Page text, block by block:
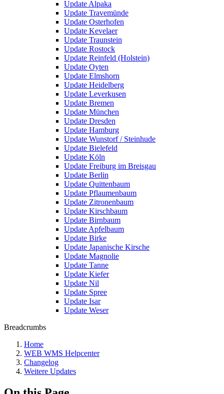
Update Alpaka
Update Travemünde
Update Osterhofen
Update Kevelaer
Update Traunstein
Update Rostock
Update Reinfeld (Holstein)
Update Oyten
Update Elmshorn
Update Heidelberg
Update Leverkusen
Update Bremen
Update München
Update Dresden
Update Hamburg
Update Wunstorf / Steinhude
Update Bielefeld
Update Köln
Update Freiburg im Breisgau
Update Berlin
Update Quittenbaum
Update Pflaumenbaum
Update Zitronenbaum
Update Kirschbaum
Update Birnbaum
Update Apfelbaum
Update Birke
Update Japanische Kirsche
Update Magnolie
Update Tanne
Update Kiefer
Update Nil
Update Spree
Update Isar
Update Weser
Breadcrumbs
Home
WEB WMS Helpcenter
Changelog
Weitere Updates